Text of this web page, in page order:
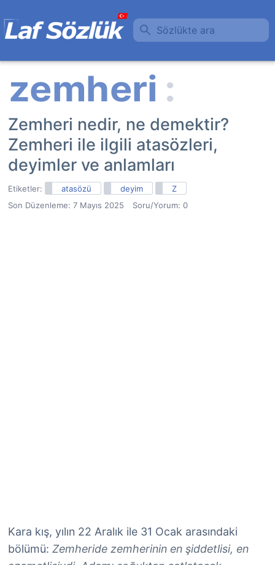
Sözlükte ara
Zemheri nedir, ne demektir?
Zemheri ile ilgili atasözleri,
deyimler ve anlamları
Etiketler: atasözü deyim
Z
Son Düzenleme: 7 Mayıs 2025 Soru/Yorum: 0
Kara kış, yılın 22 Aralık ile 31 Ocak arasındaki
bölümü: Zemheride zemherinin en şiddetlisi, en